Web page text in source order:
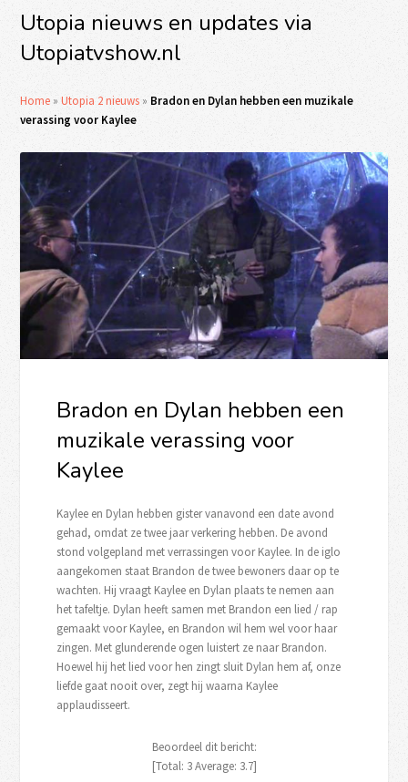
Utopia nieuws en updates via
Utopiatvshow.nl
Home »Utopia 2 nieuws » Bradon en Dylan hebben een muzikale
verassing voor Kaylee
Bradon en Dylan hebben een
muzikale verassing voor
Kaylee
Kaylee en Dylan hebben gister vanavond een date avond
gehad, omdat ze twee jaar verkering hebben. De avond
stond volgepland met verrassingen voor Kaylee. In de iglo
aangekomen staat Brandon de twee bewoners daar op te
wachten. Hij vraagt Kaylee en Dylan plaats te nemen aan
het tafeltje. Dylan heeft samen met Brandon een lied / rap
gemaakt voor Kaylee, en Brandon wil hem wel voor haar
zingen. Met glunderende ogen luistert ze naar Brandon.
Hoewel hij het lied voor hen zingt sluit Dylan hem af, onze
liefde gaat nooit over, zegt hij waarna Kaylee
applaudisseert.
Beoordeel dit bericht:
[Total: 3Average: 3.7]